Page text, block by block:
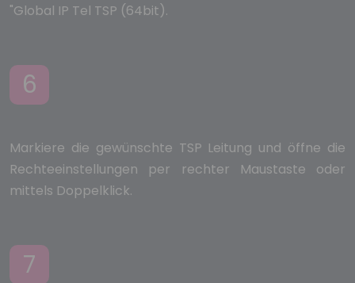
"Global IP Tel TSP (64bit).
6
Markiere die gewünschte TSP Leitung und öffne die
Rechteeinstellungen per rechter Maustaste oder
mittels Doppelklick.
7